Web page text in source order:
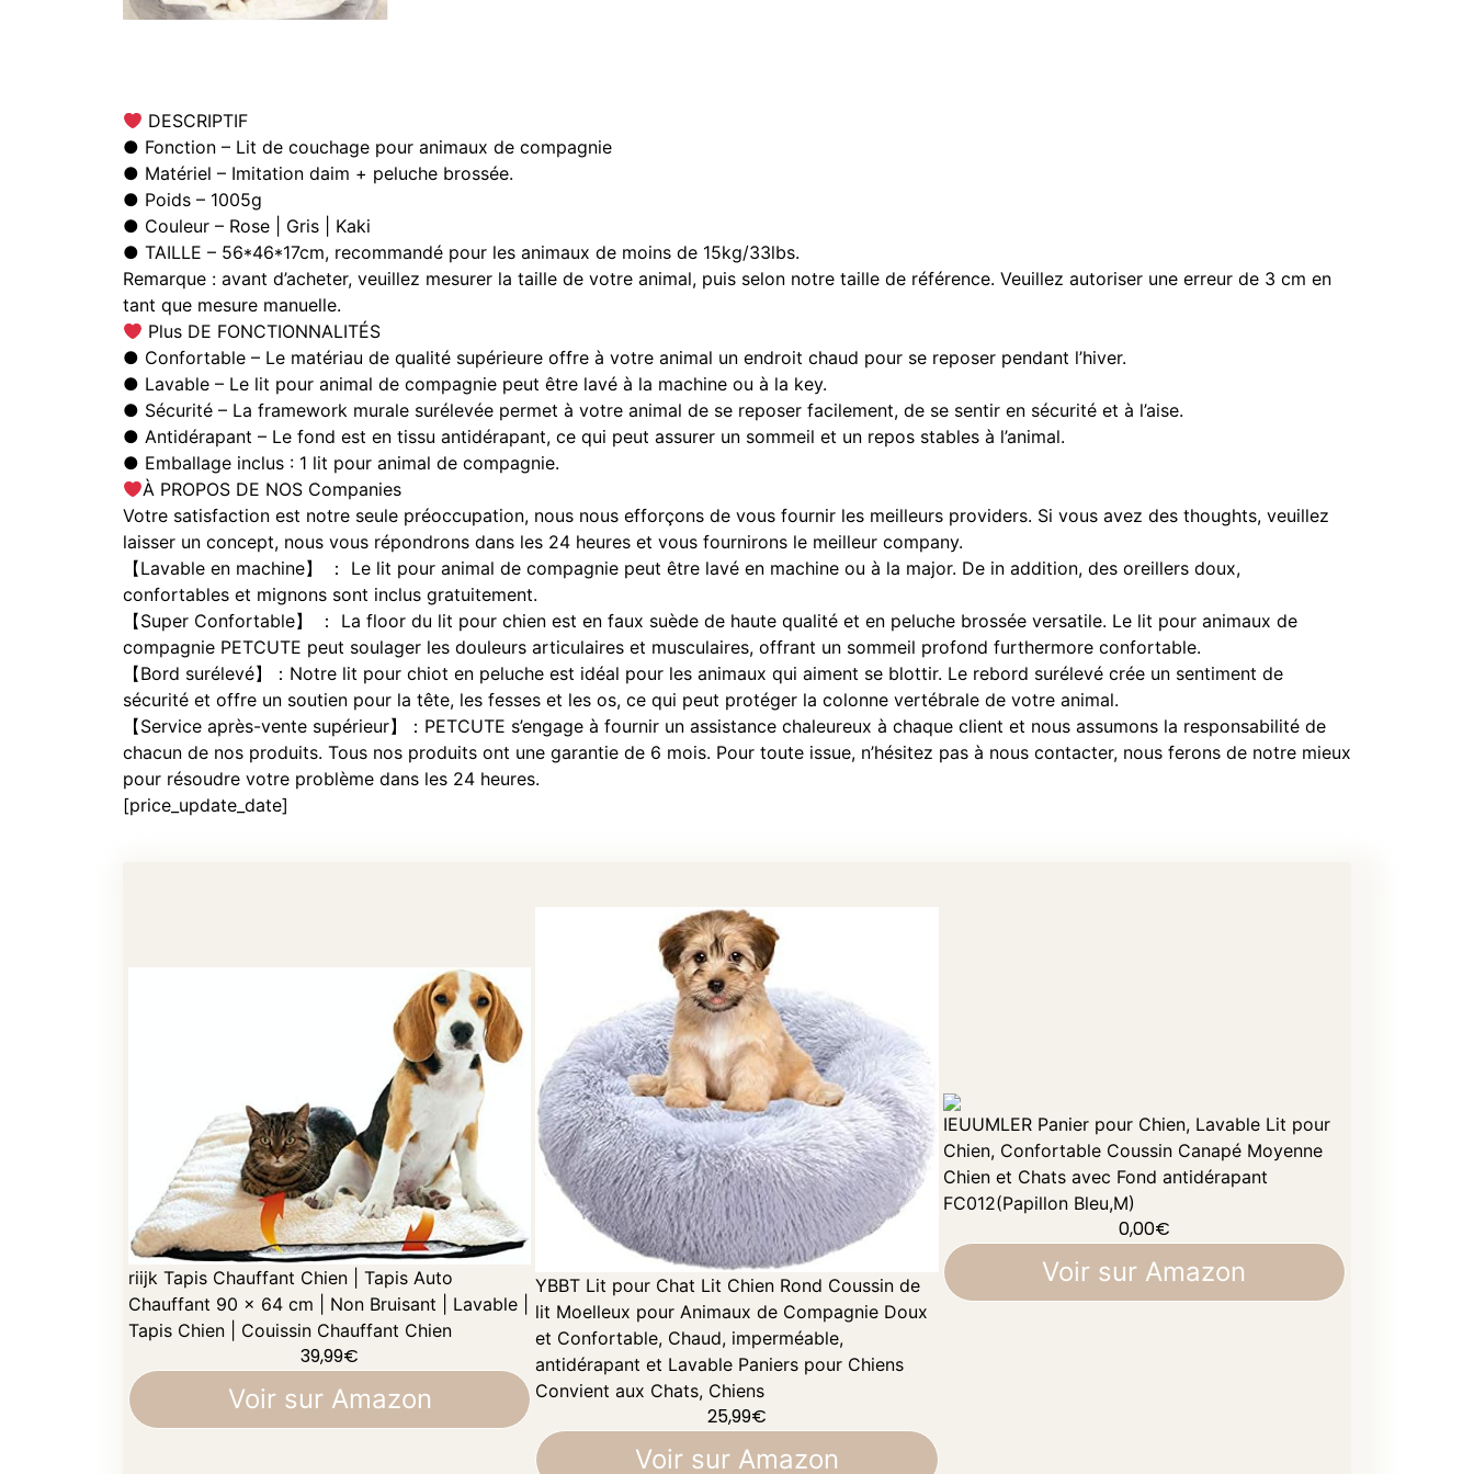
DESCRIPTIF
● Fonction – Lit de couchage pour animaux de compagnie
● Matériel – Imitation daim + peluche brossée.
● Poids – 1005g
● Couleur – Rose | Gris | Kaki
● TAILLE – 56*46*17cm, recommandé pour les animaux de moins de 15kg/33lbs.
Remarque : avant d’acheter, veuillez mesurer la taille de votre animal, puis selon notre taille de référence. Veuillez autoriser une erreur de 3 cm en
tant que mesure manuelle.
Plus DE FONCTIONNALITÉS
● Confortable – Le matériau de qualité supérieure offre à votre animal un endroit chaud pour se reposer pendant l’hiver.
● Lavable – Le lit pour animal de compagnie peut être lavé à la machine ou à la key.
● Sécurité – La framework murale surélevée permet à votre animal de se reposer facilement, de se sentir en sécurité et à l’aise.
● Antidérapant – Le fond est en tissu antidérapant, ce qui peut assurer un sommeil et un repos stables à l’animal.
● Emballage inclus : 1 lit pour animal de compagnie.
À PROPOS DE NOS Companies
Votre satisfaction est notre seule préoccupation, nous nous efforçons de vous fournir les meilleurs providers. Si vous avez des thoughts, veuillez
laisser un concept, nous vous répondrons dans les 24 heures et vous fournirons le meilleur company.
【Lavable en machine】 ： Le lit pour animal de compagnie peut être lavé en machine ou à la major. De in addition, des oreillers doux,
confortables et mignons sont inclus gratuitement.
【Super Confortable】 ： La floor du lit pour chien est en faux suède de haute qualité et en peluche brossée versatile. Le lit pour animaux de
compagnie PETCUTE peut soulager les douleurs articulaires et musculaires, offrant un sommeil profond furthermore confortable.
【Bord surélevé】：Notre lit pour chiot en peluche est idéal pour les animaux qui aiment se blottir. Le rebord surélevé crée un sentiment de
sécurité et offre un soutien pour la tête, les fesses et les os, ce qui peut protéger la colonne vertébrale de votre animal.
【Service après-vente supérieur】：PETCUTE s’engage à fournir un assistance chaleureux à chaque client et nous assumons la responsabilité de
chacun de nos produits. Tous nos produits ont une garantie de 6 mois. Pour toute issue, n’hésitez pas à nous contacter, nous ferons de notre mieux
pour résoudre votre problème dans les 24 heures.
[price_update_date]
riijk Tapis Chauffant Chien | Tapis Auto
Chauffant 90 x 64 cm | Non Bruisant | Lavable |
Tapis Chien | Couissin Chauffant Chien
39,99€
Voir sur Amazon
YBBT Lit pour Chat Lit Chien Rond Coussin de
lit Moelleux pour Animaux de Compagnie Doux
et Confortable, Chaud, imperméable,
antidérapant et Lavable Paniers pour Chiens
Convient aux Chats, Chiens
25,99€
Voir sur Amazon
IEUUMLER Panier pour Chien, Lavable Lit pour
Chien, Confortable Coussin Canapé Moyenne
Chien et Chats avec Fond antidérapant
FC012(Papillon Bleu,M)
0,00€
Voir sur Amazon